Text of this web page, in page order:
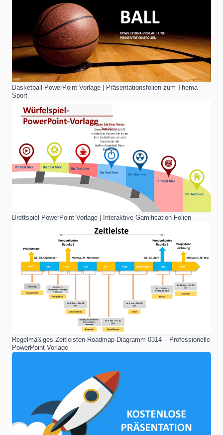
Basketball-PowerPoint-Vorlage | Präsentationsfolien zum Thema
Sport
Brettspiel-PowerPoint-Vorlage | Interaktive Gamification-Folien
Regelmäßiges Zeitleisten-Roadmap-Diagramm 0314 – Professionelle
PowerPoint-Vorlage